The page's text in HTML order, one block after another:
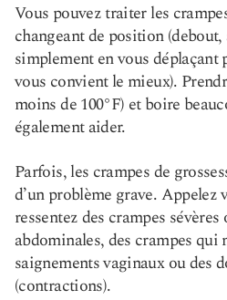
Vous pouvez traiter les
changeant de position
simplement en vous
vous convient le mieux).
moins de 100°F) et boire
également aider.
Parfois, les crampes de
d’un problème grave. Appelez
ressentez des crampes
abdominales, des crampes qui
saignements vaginaux ou des
(contractions).